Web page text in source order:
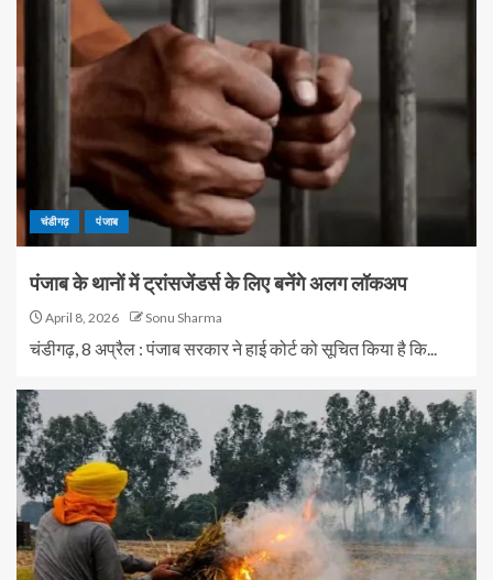
चंडीगढ़ पंजाब
पंजाब के थानों में ट्रांसजेंडर्स के लिए बनेंगे अलग लॉकअप
April 8, 2026 Sonu Sharma
चंडीगढ़, 8 अप्रैल : पंजाब सरकार ने हाई कोर्ट को सूचित किया है कि...